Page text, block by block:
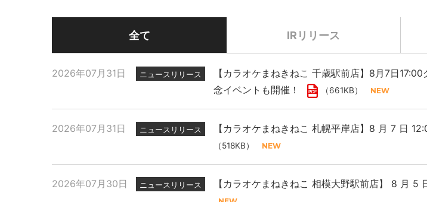
全て IRリリース
2026年07月31日 ニュースリリース
【カラオケまねきねこ 千歳駅前店】8月7日
念イベントも開催！
（661KB）
2026年07月31日 ニュースリリース 【カラオケまねきねこ 札幌平岸店】8 月 7 日
（518KB）
2026年07月30日 ニュースリリース 【カラオケまねきねこ 相模大野駅前店】 8 月